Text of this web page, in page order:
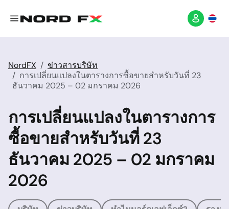
NordFX
ข่าวสารบริษัท
การเปลี่ยนแปลงในตารางการซื้อขายสำหรับวันที่ 23
ธันวาคม 2025 – 02 มกราคม 2026
การเปลี่ยนแปลงในตารางการ
ซื้อขายสำหรับวันที่ 23
ธันวาคม 2025 – 02 มกราคม
2026